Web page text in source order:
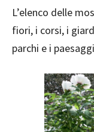
L’elenco delle
fiori, i corsi, i
parchi e i